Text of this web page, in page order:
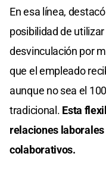
En esa línea,
posibilidad de
desvinculación por
que el empleado
aunque no sea el
tradicional. Esta
relaciones
colaborativos.